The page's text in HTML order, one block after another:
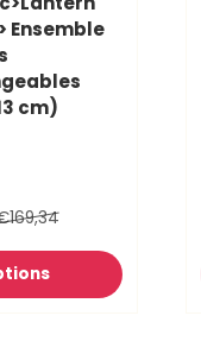
Ensemble
cm)